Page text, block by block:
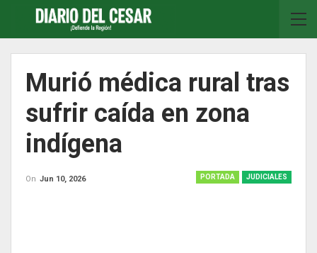
Murió médica rural tras
sufrir caída en zona
indígena
PORTADA JUDICIALES
On Jun 10, 2026